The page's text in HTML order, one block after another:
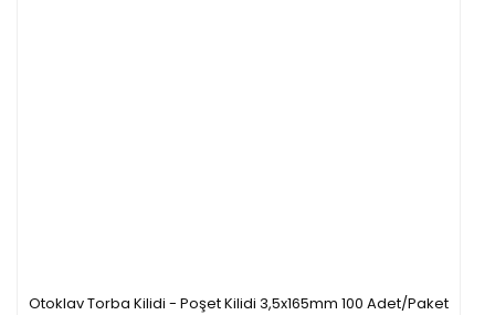
Otoklav Torba Kilidi - Poşet Kilidi 3,5x165mm 100 Adet/Paket